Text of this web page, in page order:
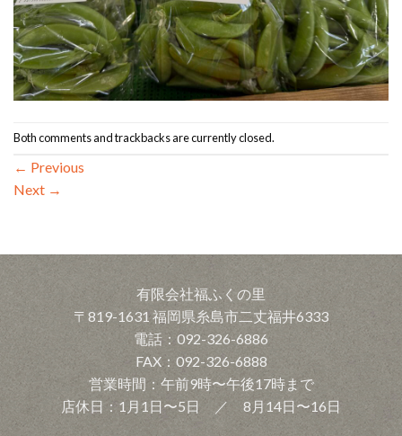
Both comments and trackbacks are currently closed.
← Previous
Next →
有限会社福ふくの里
〒819-1631 福岡県糸島市二丈福井6333
電話：092-326-6886
FAX：092-326-6888
営業時間：午前9時〜午後17時まで
店休日：1月1日〜5日 ／ 8月14日〜16日